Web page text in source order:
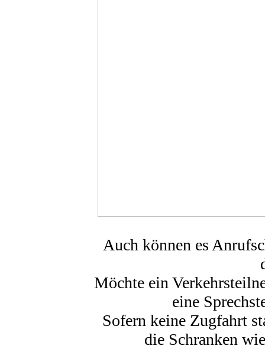
Auch können es
Möchte ein
eine
Sofern keine Zugfahrt
die Schranken